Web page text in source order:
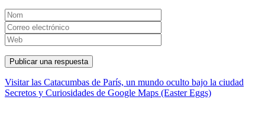
Navegación
de
Visitar las Catacumbas de París, un mundo oculto bajo la ciudad
Secretos y Curiosidades de Google Maps (Easter Eggs)